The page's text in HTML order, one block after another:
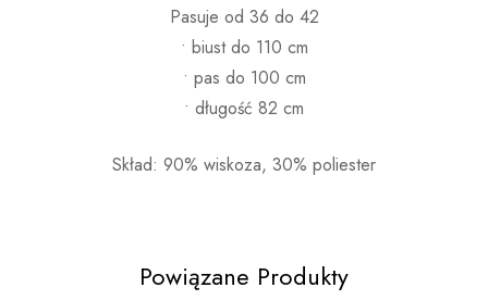
Pasuje od 36 do 42
• biust do 110 cm
• pas do 100 cm
• długość 82 cm
Skład: 90% wiskoza, 30% poliester
Powiązane Produkty